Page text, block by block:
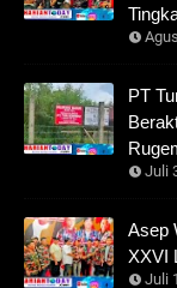
PT
Juli
Asep
XXVI
Juli